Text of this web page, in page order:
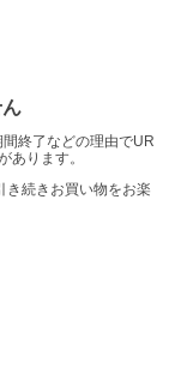
終了などの理由でUR
あります。
き続きお買い物をお楽